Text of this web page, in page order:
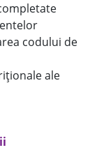
codului de
ale